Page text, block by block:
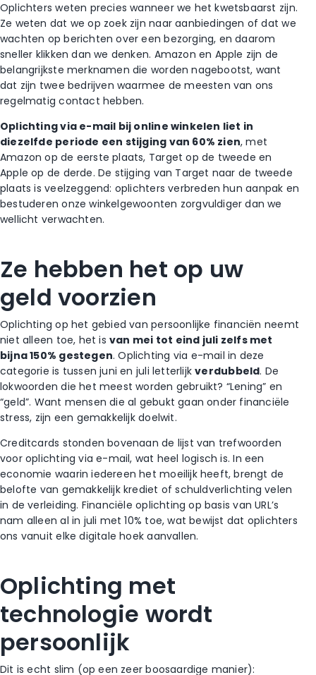
Oplichters weten precies wanneer we het kwetsbaarst zijn.
Ze weten dat we op zoek zijn naar aanbiedingen of dat we
wachten op berichten over een bezorging, en daarom
sneller klikken dan we denken. Amazon en Apple zijn de
belangrijkste merknamen die worden nagebootst, want
dat zijn twee bedrijven waarmee de meesten van ons
regelmatig contact hebben.
Oplichting via e-mail bij online winkelen liet in
diezelfde periode een stijging van 60% zien, met
Amazon op de eerste plaats, Target op de tweede en
Apple op de derde. De stijging van Target naar de tweede
plaats is veelzeggend: oplichters verbreden hun aanpak en
bestuderen onze winkelgewoonten zorgvuldiger dan we
wellicht verwachten.
Ze hebben het op uw
geld voorzien
Oplichting op het gebied van persoonlijke financiën neemt
niet alleen toe, het isvan mei tot eind juli zelfs met
bijna 150% gestegen. Oplichting via e-mail in deze
categorie is tussen juni en juli letterlijkverdubbeld. De
lokwoorden die het meest worden gebruikt? “Lening” en
“geld”. Want mensen die al gebukt gaan onder financiële
stress, zijn een gemakkelijk doelwit.
Creditcards stonden bovenaan de lijst van trefwoorden
voor oplichting via e-mail, wat heel logisch is. In een
economie waarin iedereen het moeilijk heeft, brengt de
belofte van gemakkelijk krediet of schuldverlichting velen
in de verleiding. Financiële oplichting op basis van URL’s
nam alleen al in juli met 10% toe, wat bewijst dat oplichters
ons vanuit elke digitale hoek aanvallen.
Oplichting met
technologie wordt
persoonlijk
Dit is echt slim (op een zeer boosaardige manier):